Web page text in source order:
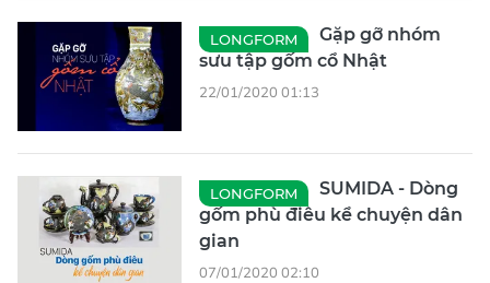
LONGFORM
Gặp gỡ nhóm
sưu tập gốm cổ Nhật
22/01/2020 01:13
LONGFORM
SUMIDA - Dòng
gốm phù điêu kể chuyện dân
gian
07/01/2020 02:10